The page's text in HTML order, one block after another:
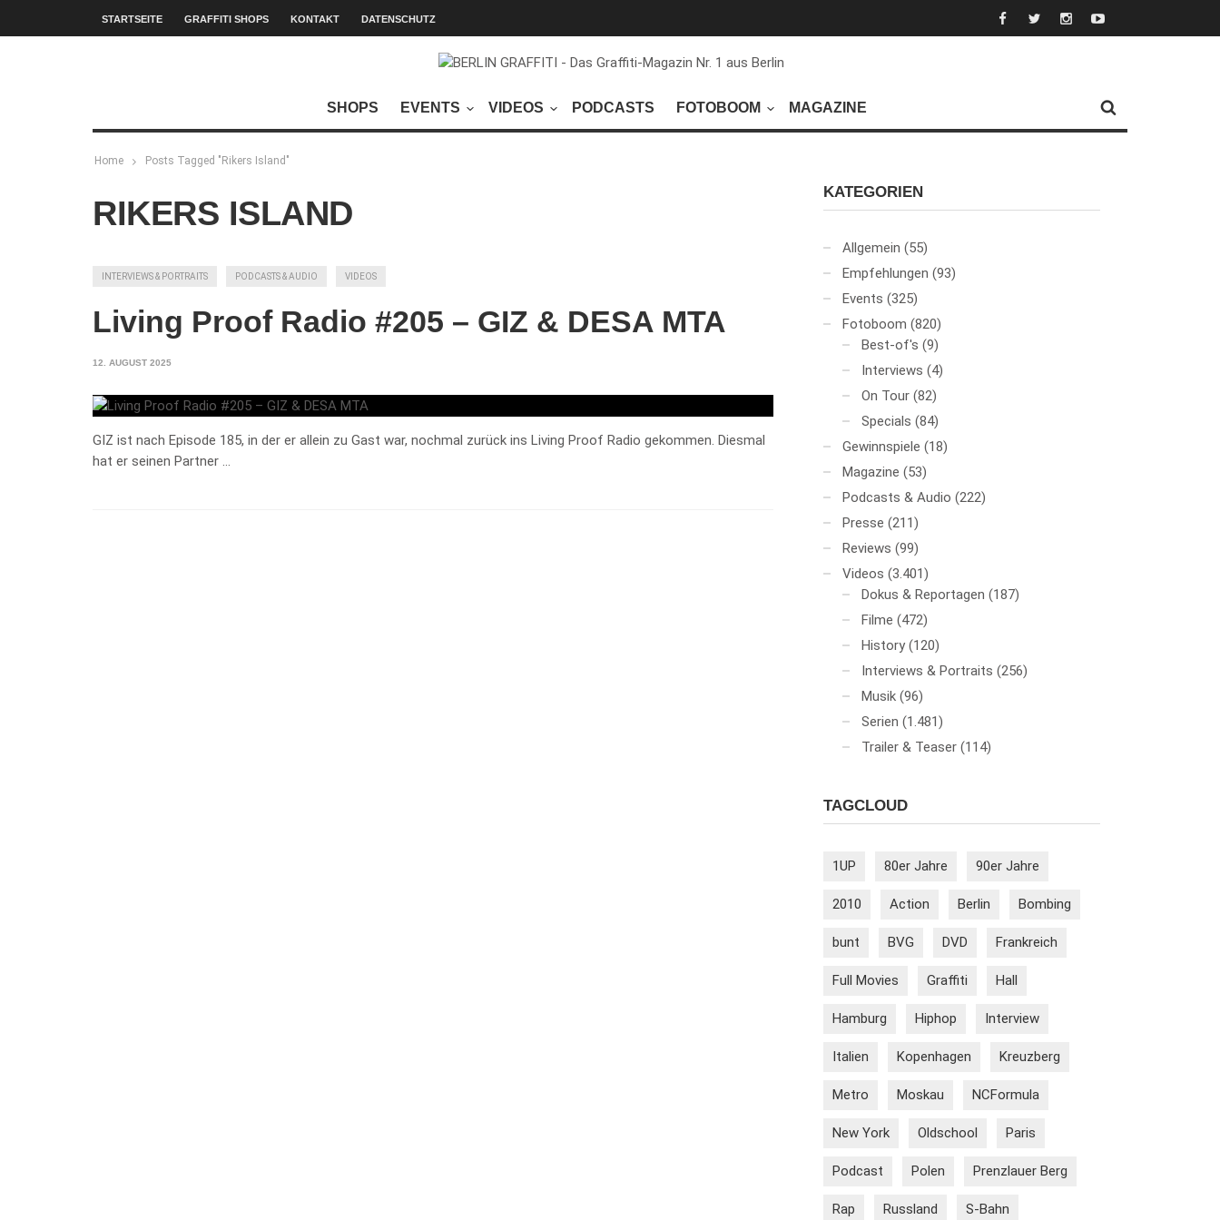
STARTSEITE GRAFFITI SHOPS KONTAKT DATENSCHUTZ
SHOPS EVENTS VIDEOS PODCASTS FOTOBOOM MAGAZINE
Home Posts Tagged "Rikers Island"
RIKERS ISLAND
INTERVIEWS & PORTRAITS PODCASTS & AUDIO VIDEOS
Living Proof Radio #205 – GIZ & DESA MTA
12. AUGUST 2025
GIZ ist nach Episode 185, in der er allein zu Gast war, nochmal zurück ins Living Proof Radio gekommen. Diesmal
hat er seinen Partner …
KATEGORIEN
Allgemein (55)
Empfehlungen (93)
Events (325)
Fotoboom (820)
Best-of's (9)
Interviews (4)
On Tour (82)
Specials (84)
Gewinnspiele (18)
Magazine (53)
Podcasts & Audio (222)
Presse (211)
Reviews (99)
Videos (3.401)
Dokus & Reportagen (187)
Filme (472)
History (120)
Interviews & Portraits (256)
Musik (96)
Serien (1.481)
Trailer & Teaser (114)
TAGCLOUD
1UP 80er Jahre 90er Jahre
2010 Action Berlin Bombing
bunt BVG DVD Frankreich
Full Movies Graffiti Hall
Hamburg Hiphop Interview
Italien Kopenhagen Kreuzberg
Metro Moskau NCFormula
New York Oldschool Paris
Podcast Polen Prenzlauer Berg
Rap Russland S-Bahn